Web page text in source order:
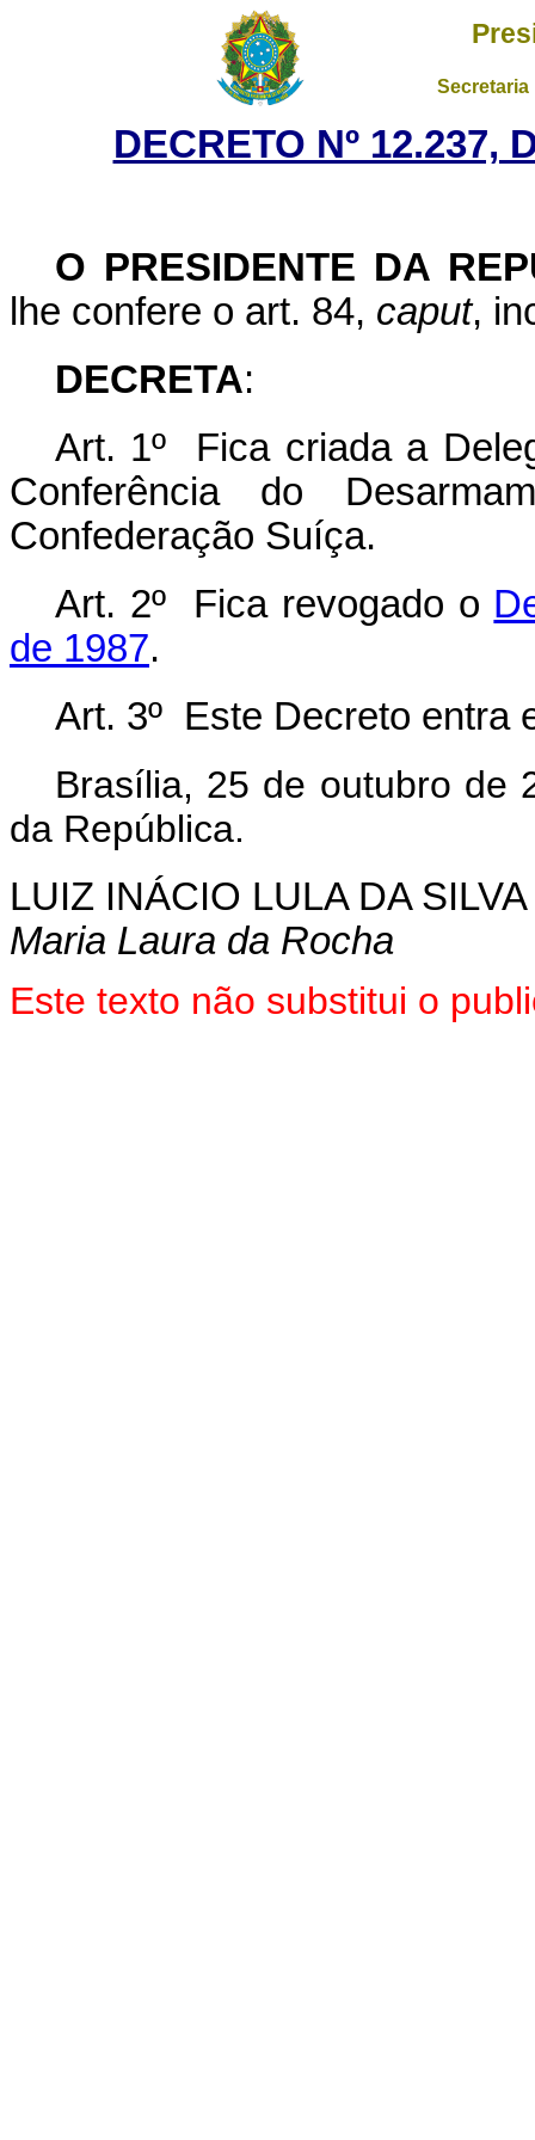
DECRETO Nº 12.237,
O PRESIDENTE DA
lhe confere o art. 84, caput,
DECRETA:
Art. 1º Fica criada a
Conferência do
Confederação Suíça.
Art. 2º Fica revogado o
de 1987.
Art. 3º Este Decreto entra
Brasília, 25 de outubro de
da República.
LUIZ INÁCIO LULA DA SILVA
Maria Laura da Rocha
Este texto não substitui o